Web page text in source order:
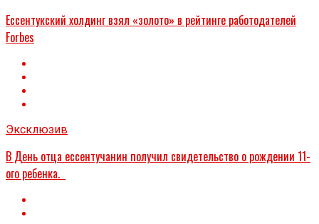
Ессентукский холдинг взял «золото» в рейтинге работодателей
Forbes
Эксклюзив
В День отца ессентучанин получил свидетельство о рождении 11-
ого ребенка.